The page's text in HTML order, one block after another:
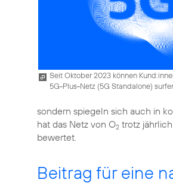
Seit Oktober 2023 können
5G-Plus-Netz (5G Standalone)
sondern spiegeln sich auch in
hat das Netz von O2 trotz
bewertet.
Beitrag für eine